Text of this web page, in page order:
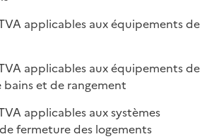
applicables aux équipements de
applicables aux équipements de
bains et de rangement
applicables aux systèmes
fermeture des logements